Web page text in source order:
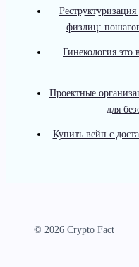
физлиц:
Гинекология это
Проектные
для
Купить вейп с
© 2026 Crypto Fact